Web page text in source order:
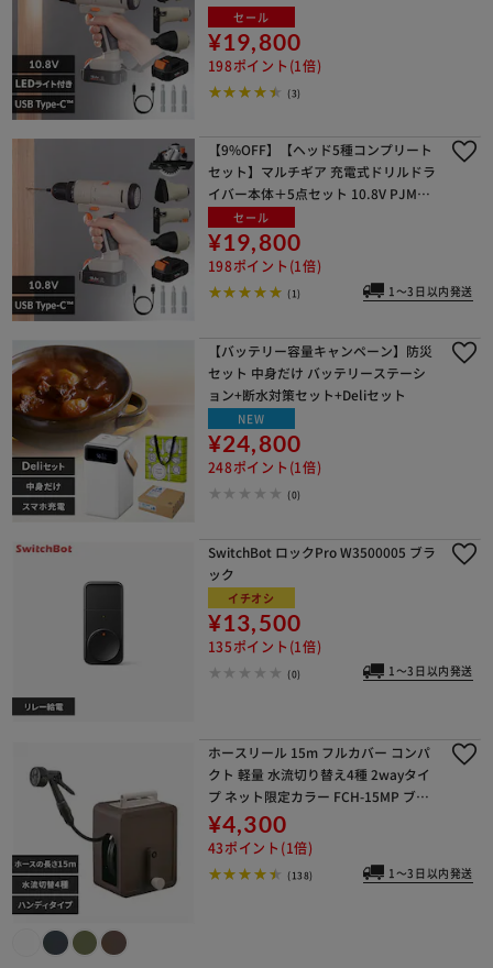
セール
¥19,800
198ポイント(1倍)
(3)
【9%OFF】【ヘッド5種コンプリート
セット】マルチギア 充電式ドリルドラ
イバー本体＋5点セット 10.8V PJM10
セール
¥19,800
198ポイント(1倍)
(1) 1～3日以内発送
【バッテリー容量キャンペーン】防災
セット 中身だけ バッテリーステーシ
ョン+断水対策セット+Deliセット
NEW
¥24,800
248ポイント(1倍)
(0)
SwitchBot ロックPro W3500005 ブラ
ック
イチオシ
¥13,500
135ポイント(1倍)
(0) 1～3日以内発送
ホースリール 15m フルカバー コンパ
クト 軽量 水流切り替え4種 2wayタイ
プ ネット限定カラー FCH-15MP ブラ
ウン【2年保証付き】
¥4,300
43ポイント(1倍)
(138) 1～3日以内発送